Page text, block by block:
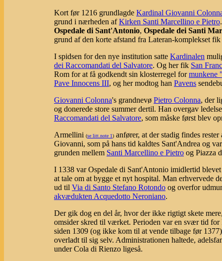
Kort før 1216 grundlagde Kardinal Giovanni
grund i nærheden afKirken Santi Marcellino e Pietro
Ospedale di Sant'Antonio, Ospedale dei Santi
grund af den korte afstand fra Lateran-komplekset
I spidsen for den nye institution satte Kardinalen
dei Raccomandati del Salvatore. Og her fik San
Rom for at få godkendt sin klosterregel formunkene
Pave Innocens III, og her modtog han Pavens
Giovanni Colonna's grandnevø Pietro Colonna, der
og donerede store summer dertil. Han overgav
Raccomandati del Salvatore, som måske først blev
Armellini (se litt.note 1) anfører, at der stadig findes
Giovanni, som på hans tid kaldtes Sant'Andrea og
grunden mellem Santi Marcellino e Pietro og Piazza
I 1338 var Ospedale di Sant'Antonio imidlertid
at tale om at bygge et nyt hospital. Man erhvervede
ud til Via di Santo Stefano Rotondo og overfor
akvædukten Acquedotto Neroniano.
Der gik dog en del år, hvor der ikke rigtigt skete
omsider skred til værket. Perioden var en svær tid for
siden 1309 (og ikke kom til at vende tilbage før
overladt til sig selv. Administrationen haltede,
under Cola di Rienzo ligeså.